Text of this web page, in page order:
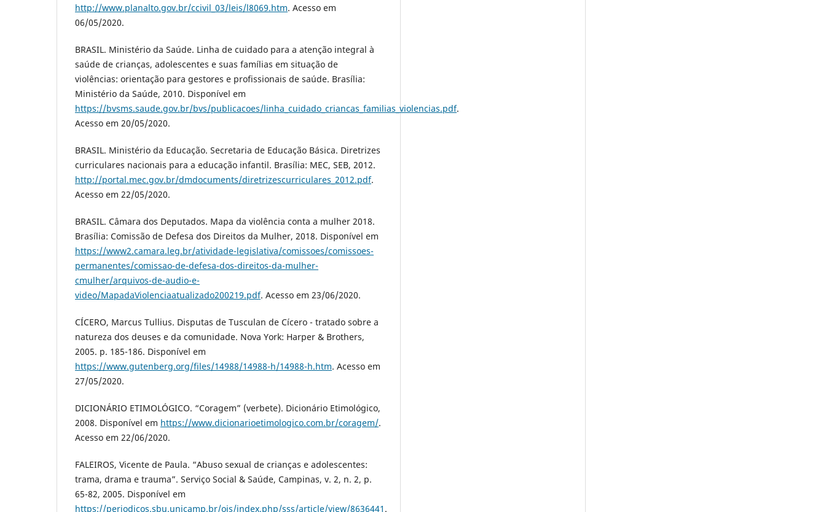
http://www.planalto.gov.br/ccivil_03/leis/l8069.htm. Acesso em
06/05/2020.
BRASIL. Ministério da Saúde. Linha de cuidado para a atenção integral à
saúde de crianças, adolescentes e suas famílias em situação de
violências: orientação para gestores e profissionais de saúde. Brasília:
Ministério da Saúde, 2010. Disponível em
https://bvsms.saude.gov.br/bvs/publicacoes/linha_cuidado_criancas_familias_violencias.pdf.
Acesso em 20/05/2020.
BRASIL. Ministério da Educação. Secretaria de Educação Básica. Diretrizes
curriculares nacionais para a educação infantil. Brasília: MEC, SEB, 2012.
http://portal.mec.gov.br/dmdocuments/diretrizescurriculares_2012.pdf.
Acesso em 22/05/2020.
BRASIL. Câmara dos Deputados. Mapa da violência conta a mulher 2018.
Brasília: Comissão de Defesa dos Direitos da Mulher, 2018. Disponível em
https://www2.camara.leg.br/atividade-legislativa/comissoes/comissoes-
permanentes/comissao-de-defesa-dos-direitos-da-mulher-
cmulher/arquivos-de-audio-e-
video/MapadaViolenciaatualizado200219.pdf. Acesso em 23/06/2020.
CÍCERO, Marcus Tullius. Disputas de Tusculan de Cícero - tratado sobre a
natureza dos deuses e da comunidade. Nova York: Harper & Brothers,
2005. p. 185-186. Disponível em
https://www.gutenberg.org/files/14988/14988-h/14988-h.htm. Acesso em
27/05/2020.
DICIONÁRIO ETIMOLÓGICO. “Coragem” (verbete). Dicionário Etimológico,
2008. Disponível em https://www.dicionarioetimologico.com.br/coragem/.
Acesso em 22/06/2020.
FALEIROS, Vicente de Paula. “Abuso sexual de crianças e adolescentes:
trama, drama e trauma”. Serviço Social & Saúde, Campinas, v. 2, n. 2, p.
65-82, 2005. Disponível em
https://periodicos.sbu.unicamp.br/ojs/index.php/sss/article/view/8636441 .